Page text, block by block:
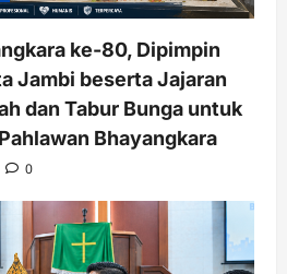
ke-80, Dipimpin
Jambi beserta Jajaran
dan Tabur Bunga untuk
Bhayangkara
0